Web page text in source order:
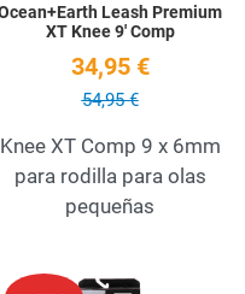
Leash Premium
XT Knee 9' Comp
34,95 €
54,95 €
Knee XT Comp 9 x 6mm
para rodilla para olas
pequeñas
to Wishlist